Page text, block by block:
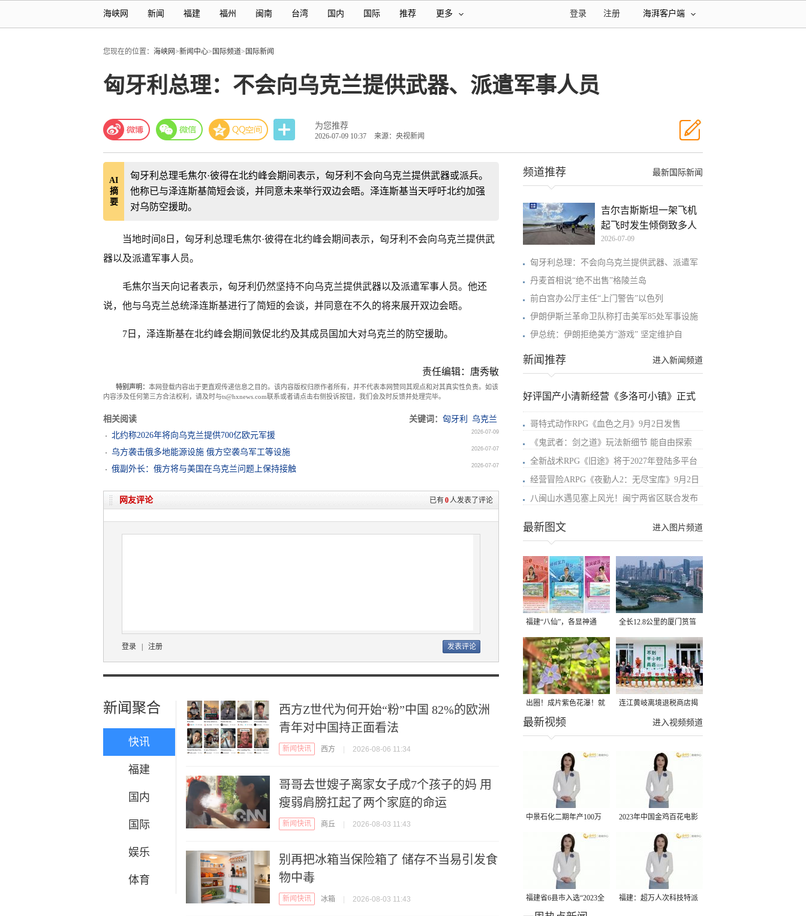
海峡网 新闻 福建 福州 闽南 台湾 国内 国际 推荐 更多 海湃客户端
注册
登录
您现在的位置： 海峡网>新闻中心> 国际频道> 国际新闻
匈牙利总理：不会向乌克兰提供武器、派遣军事人员
为您推荐
2026-07-09 10:37 来源：央视新闻
AI
摘
要
匈牙利总理毛焦尔·彼得在北约峰会期间表示，匈牙利不会向乌克兰提供武器或派兵。
他称已与泽连斯基简短会谈，并同意未来举行双边会晤。泽连斯基当天呼吁北约加强
对乌防空援助。
当地时间8日，匈牙利总理毛焦尔·彼得在北约峰会期间表示，匈牙利不会向乌克兰提供武
器以及派遣军事人员。
毛焦尔当天向记者表示，匈牙利仍然坚持不向乌克兰提供武器以及派遣军事人员。他还
说，他与乌克兰总统泽连斯基进行了简短的会谈，并同意在不久的将来展开双边会晤。
7日，泽连斯基在北约峰会期间敦促北约及其成员国加大对乌克兰的防空援助。
责任编辑：唐秀敏
特别声明： 本网登载内容出于更直观传递信息之目的。该内容版权归原作者所有，并不代表本网赞同其观点和对其真实性负责。如该
内容涉及任何第三方合法权利，请及时与ts@hxnews.com联系或者请点击右侧投诉按钮，我们会及时反馈并处理完毕。
相关阅读 关键词： 匈牙利
乌克兰
北约称2026年将向乌克兰提供700亿欧元军援
2026-07-09
乌方袭击俄多地能源设施 俄方空袭乌军工等设施 2026-07-07
俄副外长：俄方将与美国在乌克兰问题上保持接触 2026-07-07
已有0人发表了评论
网友评论
登录 注册
新闻聚合
快讯
福建
国内
国际
娱乐
体育
西方Z世代为何开始“粉”中国 82%的欧洲
青年对中国持正面看法
新闻快讯 西方 2026-08-06 11:34
哥哥去世嫂子离家女子成7个孩子的妈 用
瘦弱肩膀扛起了两个家庭的命运
新闻快讯 商丘 2026-08-03 11:43
别再把冰箱当保险箱了 储存不当易引发食
物中毒
新闻快讯 冰箱 2026-08-03 11:43
最新国际新闻
频道推荐
吉尔吉斯斯坦一架飞机
起飞时发生倾倒致多人
受
2026-07-09
匈牙利总理：不会向乌克兰提供武器、派遣军
丹麦首相说“绝不出售”格陵兰岛
前白宫办公厅主任“上门警告”以色列
伊朗伊斯兰革命卫队称打击美军85处军事设施
伊总统：伊朗拒绝美方“游戏” 坚定维护自
进入新闻频道
新闻推荐
好评国产小清新经营《多洛可小镇》正式
哥特式动作RPG《血色之月》9月2日发售
《鬼武者：剑之道》玩法新细节 能自由探索
全新战术RPG《旧途》将于2027年登陆多平台
经营冒险ARPG《夜勤人2：无尽宝库》9月2日
八闽山水遇见塞上风光！闽宁两省区联合发布
进入图片频道
最新图文
福建“八仙”，各显神通 全长12.8公里的厦门筼筜
湖健身步道全线贯通
出圈！成片紫色花瀑！就
在光明港公园
连江黄岐离境退税商店揭
进入视频频道
最新视频
中景石化二期年产100万
吨丙烷脱氢项目建成中交
2023年中国金鸡百花电影
节有福电影巡展31日启动
福建省6县市入选“2023全 福建：超万人次科技特派